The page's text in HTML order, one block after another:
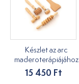
Készlet az arc
maderoterápiájához
15 450 Ft